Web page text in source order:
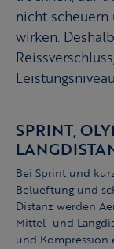
nicht scheuern
wirken.
SPRINT,
Bei Sprint und
Belueftung und
Distanz werden
Mittel- und
und Kompression